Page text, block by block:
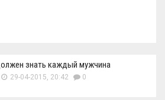
знать каждый мужчина
29-04-2015, 20:42 0